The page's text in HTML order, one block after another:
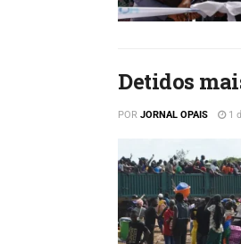
Detidos
POR JORNAL OPAIS 1